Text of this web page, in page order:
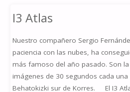
I3 Atlas
Nuestro compañero Sergio
paciencia con las nubes, ha
más famoso del año pasado. Son
imágenes de 30 segundos cada
Behatokizki sur de Korres. El I3